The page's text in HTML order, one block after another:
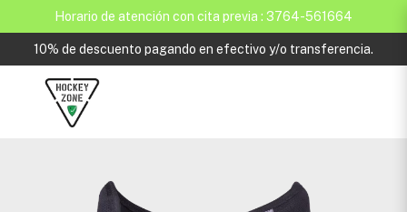
Horario de atención con cita previa : 3764-561664
10% de descuento pagando en efectivo y/o transferencia.